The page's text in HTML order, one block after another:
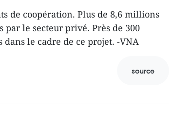
de coopération. Plus de 8,6 millions
le secteur privé. Près de 300
le cadre de ce projet. -VNA
source